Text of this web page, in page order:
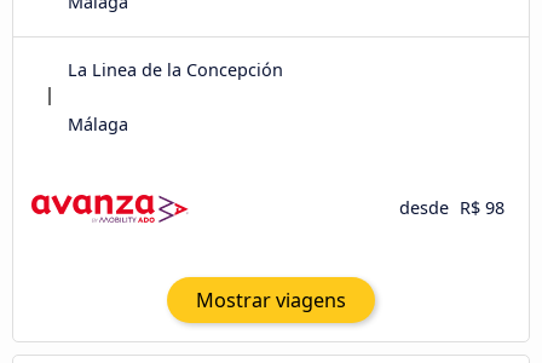
La Linea de la Concepción
Málaga
desde R$ 98
Mostrar viagens